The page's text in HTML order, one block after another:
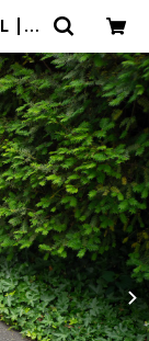
| ト